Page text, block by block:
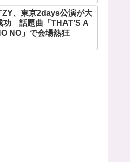
「BOOMPALA」MVも公
、東京2days公演が大
功 話題曲「THAT’S A
NO」で会場熱狂